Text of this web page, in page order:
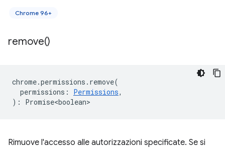
Chrome 96+
remove()
chrome.permissions . remove(
permissions : Permissions,
) : Promise<boolean>
Rimuove l'accesso alle autorizzazioni specificate. Se si